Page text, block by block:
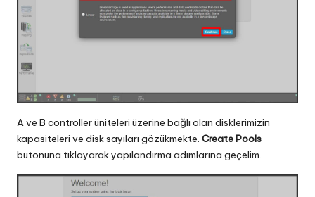
A ve B controller üniteleri üzerine bağlı olan disklerimizin
kapasiteleri ve disk sayıları gözükmekte. Create Pools
butonuna tıklayarak yapılandırma adımlarına geçelim.